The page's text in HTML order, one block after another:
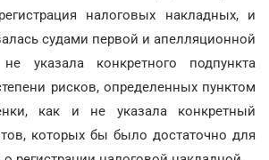
налоговых накладных, и
судами первой и апелляционной
указала конкретного подпункта
рисков, определенных пунктом
как и не указала конкретный
которых бы было достаточно для